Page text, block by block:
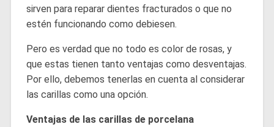
sirven para reparar dientes fracturados o que no
estén funcionando como debiesen.
Pero es verdad que no todo es color de rosas, y
que estas tienen tanto ventajas como desventajas.
Por ello, debemos tenerlas en cuenta al considerar
las carillas como una opción.
Ventajas de las carillas de porcelana